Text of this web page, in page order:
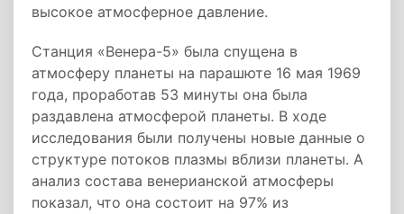
высокое атмосферное давление.
Станция «Венера-5» была спущена в
атмосферу планеты на парашюте 16 мая 1969
года, проработав 53 минуты она была
раздавлена атмосферой планеты. В ходе
исследования были получены новые данные о
структуре потоков плазмы вблизи планеты. А
анализ состава венерианской атмосферы
показал, что она состоит на 97% из